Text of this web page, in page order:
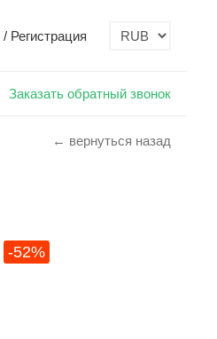
/ Регистрация
Заказать обратный звонок
← вернуться назад
-52%